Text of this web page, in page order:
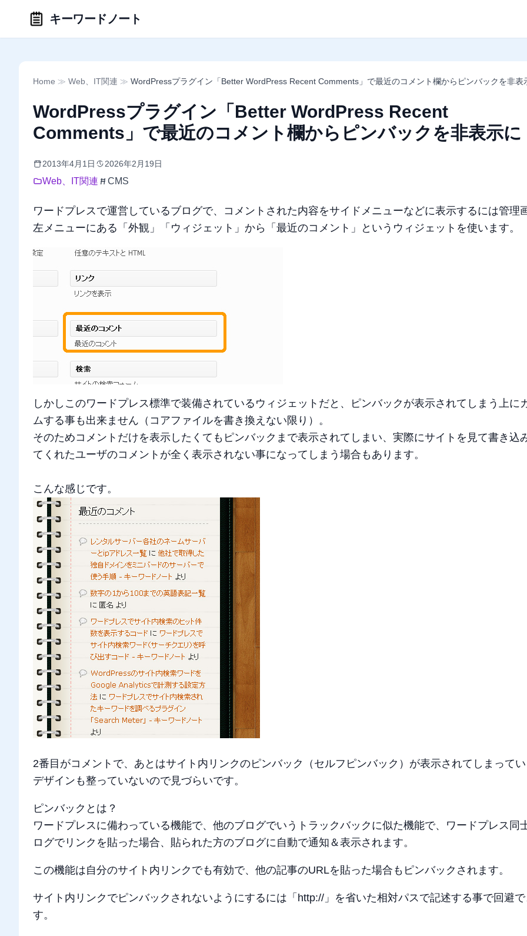
キーワードノート
Home ≫ Web、IT関連 ≫ WordPressプラグイン「Better WordPress Recent Comments」で最近のコメント欄からピンバックを非表
WordPressプラグイン「Better WordPress Recent
Comments」で最近のコメント欄からピンバックを非表示に
2013年4月1日 2026年2月19日
Web、IT関連 CMS
ワードプレスで運営しているブログで、コメントされた内容をサイドメニューなどに表示するには管理
左メニューにある「外観」「ウィジェット」から「最近のコメント」というウィジェットを使います。
しかしこのワードプレス標準で装備されているウィジェットだと、ピンバックが表示されてしまう上に
ムする事も出来ません（コアファイルを書き換えない限り）。
そのためコメントだけを表示したくてもピンバックまで表示されてしまい、実際にサイトを見て書き込
てくれたユーザのコメントが全く表示されない事になってしまう場合もあります。
こんな感じです。
2番目がコメントで、あとはサイト内リンクのピンバック（セルフピンバック）が表示されてしまって
デザインも整っていないので見づらいです。
ピンバックとは？
ワードプレスに備わっている機能で、他のブログでいうトラックバックに似た機能で、ワードプレス同
ログでリンクを貼った場合、貼られた方のブログに自動で通知＆表示されます。
この機能は自分のサイト内リンクでも有効で、他の記事のURLを貼った場合もピンバックされます。
サイト内リンクでピンバックされないようにするには「http://」を省いた相対パスで記述する事で回避
す。